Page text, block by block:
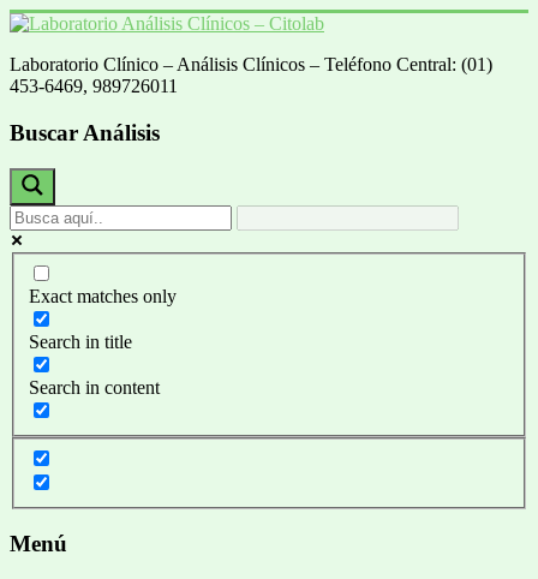
Saltar
contenido
Laboratorio
Análisis
Clínicos
–
Citolab
Análisis
Clínicos
Laboratorio Clínico – Análisis Clínicos – Teléfono Central: (01)
453-6469, 989726011
Buscar Análisis
Exact matches only
Search in title
Search in content
Menú